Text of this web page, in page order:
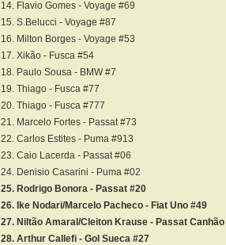
14. Flavio Gomes - Voyage #69
15. S.Belucci - Voyage #87
16. Milton Borges - Voyage #53
17. Xikão - Fusca #54
18. Paulo Sousa - BMW #7
19. Thiago - Fusca #77
20. Thiago - Fusca #777
21. Marcelo Fortes - Passat #73
22. Carlos Estites - Puma #913
23. Caio Lacerda - Passat #06
24. Denisio Casarini - Puma #02
25. Rodrigo Bonora - Passat #20
26. Ike Nodari/Marcelo Pacheco - Fiat Uno #49
27. Niltão Amaral/Cleiton Krause - Passat Canhão
28. Arthur Callefi - Gol Sueca #27